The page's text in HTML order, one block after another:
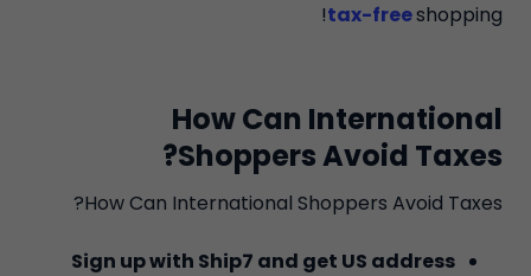
tax-freeshopping!
How Can International
Shoppers Avoid Taxes?
How Can International Shoppers Avoid Taxes?
Sign up with Ship7 and get US address